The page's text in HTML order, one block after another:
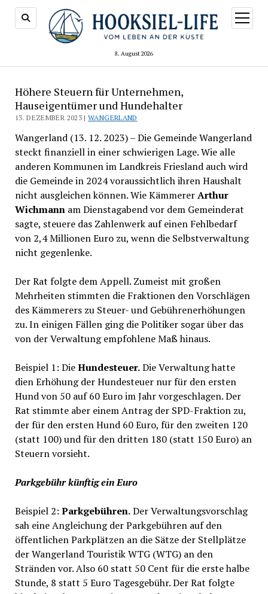
8. August 2026
Menü
öffnen
Höhere Steuern für Unternehmen,
Hauseigentümer und Hundehalter
13. DEZEMBER 2023 |WANGERLAND
Wangerland (13. 12. 2023) – Die Gemeinde Wangerland
steckt finanziell in einer schwierigen Lage. Wie alle
anderen Kommunen im Landkreis Friesland auch wird
die Gemeinde in 2024 voraussichtlich ihren Haushalt
nicht ausgleichen können. Wie KämmererArthur
Wichmann am Dienstagabend vor dem Gemeinderat
sagte, steuere das Zahlenwerk auf einen Fehlbedarf
von 2,4 Millionen Euro zu, wenn die Selbstverwaltung
nicht gegenlenke.
Der Rat folgte dem Appell. Zumeist mit großen
Mehrheiten stimmten die Fraktionen den Vorschlägen
des Kämmerers zu Steuer- und Gebührenerhöhungen
zu. In einigen Fällen ging die Politiker sogar über das
von der Verwaltung empfohlene Maß hinaus.
Beispiel 1: DieHundesteuer.Die Verwaltung hatte
dien Erhöhung der Hundesteuer nur für den ersten
Hund von 50 auf 60 Euro im Jahr vorgeschlagen. Der
Rat stimmte aber einem Antrag der SPD-Fraktion zu,
der für den ersten Hund 60 Euro, für den zweiten 120
(statt 100) und für den dritten 180 (statt 150 Euro) an
Steuern vorsieht.
Parkgebühr künftig ein Euro
Beispiel 2: Parkgebühren.Der Verwaltungsvorschlag
sah eine Angleichung der Parkgebühren auf den
öffentlichen Parkplätzen an die Sätze der Stellplätze
der Wangerland Touristik WTG (WTG) an den
Stränden vor. Also 60 statt 50 Cent für die erste halbe
Stunde, 8 statt 5 Euro Tagesgebühr. Der Rat folgte